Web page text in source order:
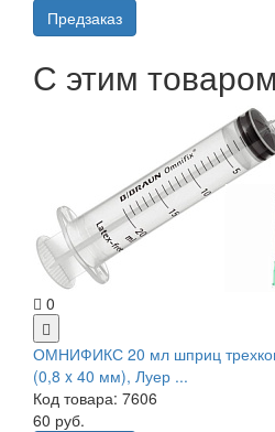
Предзаказ
С этим
0
ОМНИФИКС 20 мл шприц
(0,8 x 40 мм), Луер ...
Код товара: 7606
60 руб.